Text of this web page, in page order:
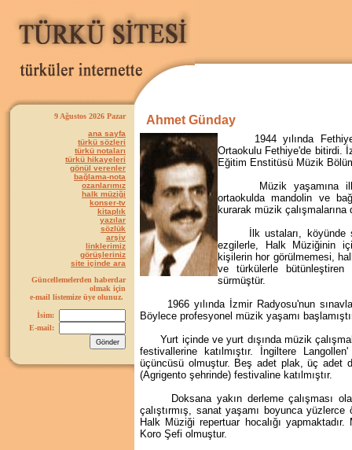
9 Ağustos 2026 Pazar
ana sayfa
türkü sözleri
türkü notaları
türkü hikayeleri
gönül verenler
bağlama-nota
ozanlarımız
halk müziği
konser-tv
kitaplık
yazılar
sözlük
arşiv
linklerimiz
görüşleriniz
site içinde ara
Güncellemelerden haberdar
olmak için
e-mail listemize üye olunuz.
İsim:
E-mail:
Ahmet Günday
1944 yılında
Ortaokulu Fethiye'de bitirdi.
Eğitim Enstitüsü Müzik
Müzik yaşamına
ortaokulda mandolin ve
kurarak müzik
İlk ustaları, köyünde
ezgilerle, Halk Müziğinin
kişilerin hor görülmemesi,
ve türkülerle
sürmüştür.
1966 yılında İzmir Radyosu'nun
Böylece profesyonel müzik yaşamı
Yurt içinde ve yurt dışında müzik
festivallerine katılmıştır. İngiltere
üçüncüsü olmuştur. Beş adet plak, üç adet
(Agrigento şehrinde) festivaline katılmıştır.
Doksana yakın derleme çalışması
çalıştırmış, sanat yaşamı boyunca
Halk Müziği repertuar hocalığı
Koro Şefi olmuştur.